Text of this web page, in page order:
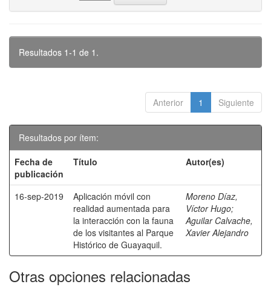
Resultados 1-1 de 1.
Anterior 1 Siguiente
Resultados por ítem:
Fecha de
publicación
Título Autor(es)
16-sep-2019
Aplicación móvil con
realidad aumentada para
la interacción con la fauna
de los visitantes al Parque
Histórico de Guayaquil.
Moreno Díaz,
Víctor Hugo;
Aguilar Calvache,
Xavier Alejandro
Otras opciones relacionadas